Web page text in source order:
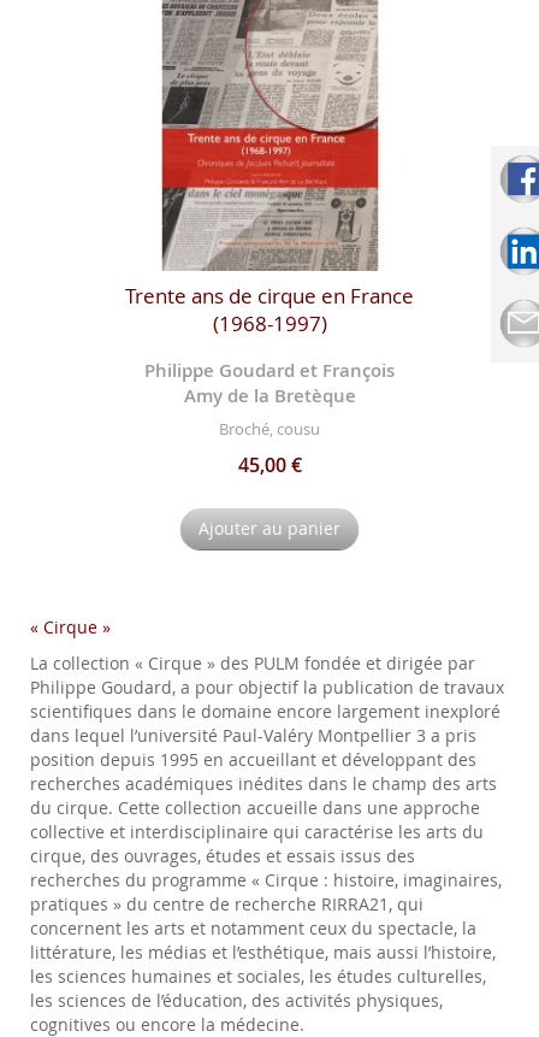
Trente ans de cirque en France
(1968-1997)
Philippe Goudard et François
Amy de la Bretèque
Broché, cousu
45,00 €
Ajouter au panier
« Cirque »
La collection « Cirque » des PULM fondée et dirigée par
Philippe Goudard, a pour objectif la publication de travaux
scientifiques dans le domaine encore largement inexploré
dans lequel l’université Paul-Valéry Montpellier 3 a pris
position depuis 1995 en accueillant et développant des
recherches académiques inédites dans le champ des arts
du cirque. Cette collection accueille dans une approche
collective et interdisciplinaire qui caractérise les arts du
cirque, des ouvrages, études et essais issus des
recherches du programme « Cirque : histoire, imaginaires,
pratiques » du centre de recherche RIRRA21, qui
concernent les arts et notamment ceux du spectacle, la
littérature, les médias et l’esthétique, mais aussi l’histoire,
les sciences humaines et sociales, les études culturelles,
les sciences de l’éducation, des activités physiques,
cognitives ou encore la médecine.